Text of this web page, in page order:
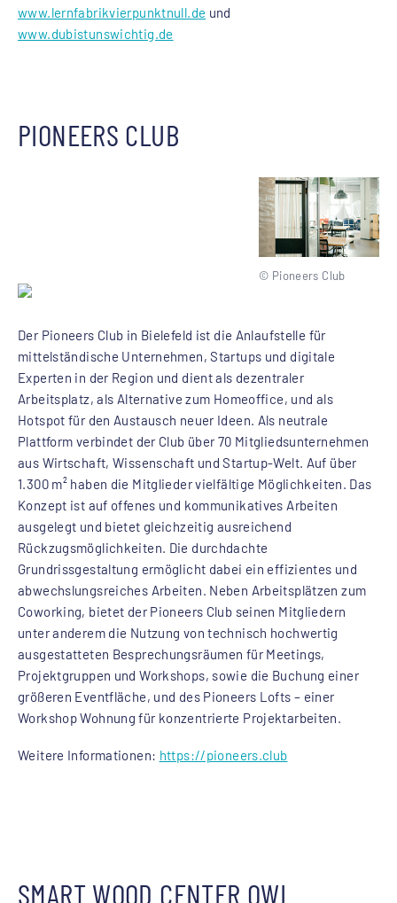
www.lernfabrikvierpunktnull.de und
www.dubistunswichtig.de
PIONEERS CLUB
© Pioneers Club
Der Pioneers Club in Bielefeld ist die Anlaufstelle für
mittelständische Unternehmen, Startups und digitale
Experten in der Region und dient als dezentraler
Arbeitsplatz, als Alternative zum Homeoffice, und als
Hotspot für den Austausch neuer Ideen. Als neutrale
Plattform verbindet der Club über 70 Mitgliedsunternehmen
aus Wirtschaft, Wissenschaft und Startup-Welt. Auf über
1.300 m² haben die Mitglieder vielfältige Möglichkeiten. Das
Konzept ist auf offenes und kommunikatives Arbeiten
ausgelegt und bietet gleichzeitig ausreichend
Rückzugsmöglichkeiten. Die durchdachte
Grundrissgestaltung ermöglicht dabei ein effizientes und
abwechslungsreiches Arbeiten. Neben Arbeitsplätzen zum
Coworking, bietet der Pioneers Club seinen Mitgliedern
unter anderem die Nutzung von technisch hochwertig
ausgestatteten Besprechungsräumen für Meetings,
Projektgruppen und Workshops, sowie die Buchung einer
größeren Eventfläche, und des Pioneers Lofts – einer
Workshop Wohnung für konzentrierte Projektarbeiten.
Weitere Informationen: https://pioneers.club
SMART WOOD CENTER OWL